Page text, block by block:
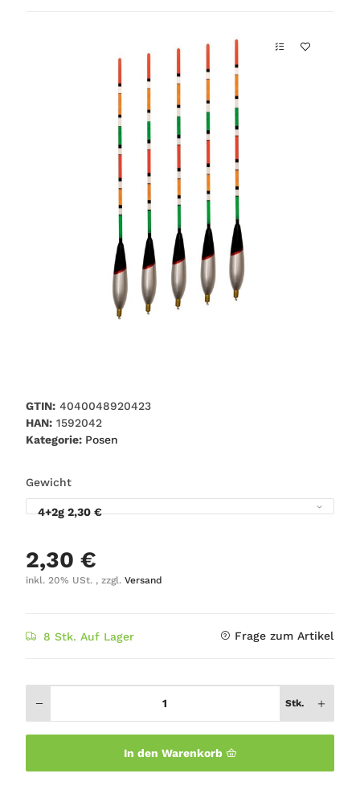
GTIN: 4040048920423
HAN: 1592042
Kategorie: Posen
Gewicht
4+2g 2,30 €
2,30 €
inkl. 20% USt. , zzgl. Versand
8 Stk. Auf Lager Frage zum Artikel
Stk.
In den Warenkorb